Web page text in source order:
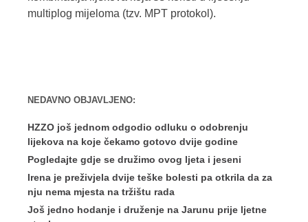
multiplog mijeloma (tzv. MPT protokol).
NEDAVNO OBJAVLJENO:
HZZO još jednom odgodio odluku o odobrenju
lijekova na koje čekamo gotovo dvije godine
Pogledajte gdje se družimo ovog ljeta i jeseni
Irena je preživjela dvije teške bolesti pa otkrila da za
nju nema mjesta na tržištu rada
Još jedno hodanje i druženje na Jarunu prije ljetne